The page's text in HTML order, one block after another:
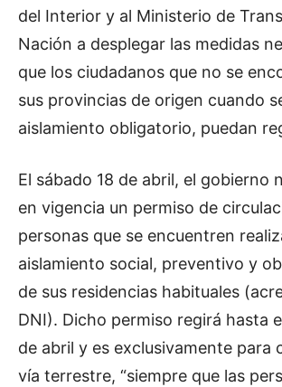
del Interior y al Ministerio de
Nación a desplegar las medidas
que los ciudadanos que no se
sus provincias de origen cuando
aislamiento obligatorio, puedan
El sábado 18 de abril, el gobierno
en vigencia un permiso de
personas que se encuentren
aislamiento social, preventivo y
de sus residencias habituales
DNI). Dicho permiso regirá hasta
de abril y es exclusivamente para
vía terrestre, “siempre que las